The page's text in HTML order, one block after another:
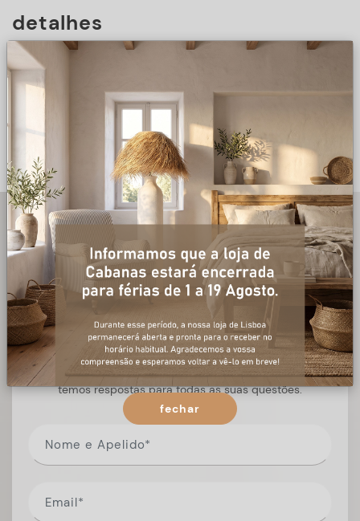
detalhes
+ informações
Preencha o formulário, e num curto espaço de tempo,
temos respostas para todas as suas questões.
fechar